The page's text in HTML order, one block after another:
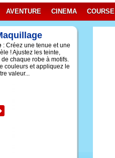
AVENTURE CINEMA COURSE
: Créez une tenue et une
! Ajustez les teinte,
chaque robe à motifs.
couleurs et appliquez le
valeur...